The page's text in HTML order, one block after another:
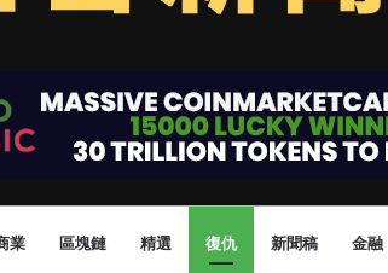
業 區塊鏈 精選 復仇 新聞稿 金融